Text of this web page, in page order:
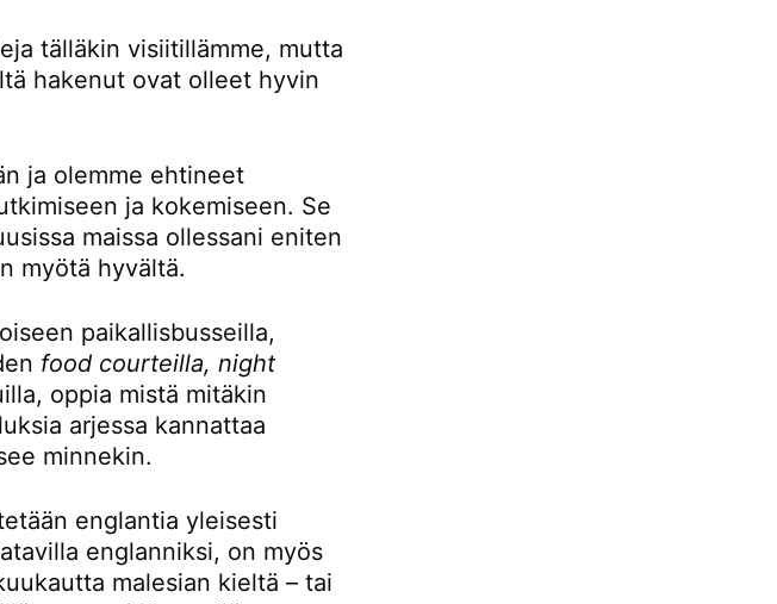
tälläkin visiitillämme, mutta
hakenut ovat olleet hyvin
ja olemme ehtineet
ja kokemiseen. Se
maissa ollessani eniten
myötä hyvältä.
paikallisbusseilla,
food courteilla, night
oppia mistä mitäkin
arjessa kannattaa
minnekin.
englantia yleisesti
englanniksi, on myös
malesian kieltä – tai